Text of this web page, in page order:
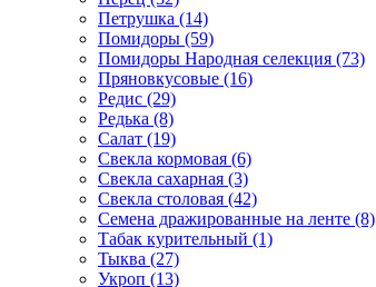
Петрушка (14)
Помидоры (59)
Помидоры Народная селекция (73)
Пряновкусовые (16)
Редис (29)
Редька (8)
Салат (19)
Свекла кормовая (6)
Свекла сахарная (3)
Свекла столовая (42)
Семена дражированные на ленте (8)
Табак курительный (1)
Тыква (27)
Укроп (13)